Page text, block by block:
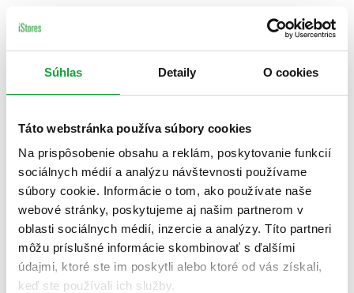
Súhlas Detaily O cookies
Táto webstránka používa súbory cookies
Na prispôsobenie obsahu a reklám, poskytovanie funkcií
sociálnych médií a analýzu návštevnosti používame
súbory cookie. Informácie o tom, ako používate naše
webové stránky, poskytujeme aj našim partnerom v
oblasti sociálnych médií, inzercie a analýzy. Títo partneri
môžu príslušné informácie skombinovať s ďalšími
údajmi, ktoré ste im poskytli alebo ktoré od vás získali,
keď ste používali ich služby.